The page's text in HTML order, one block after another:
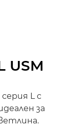
USM
L с
за